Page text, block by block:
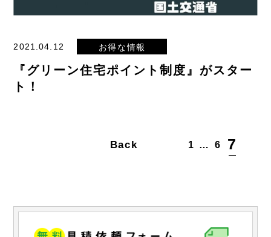
2021.04.12 お得な情報
『グリーン住宅ポイント制度』がスター
ト！
Back 1 … 6 7